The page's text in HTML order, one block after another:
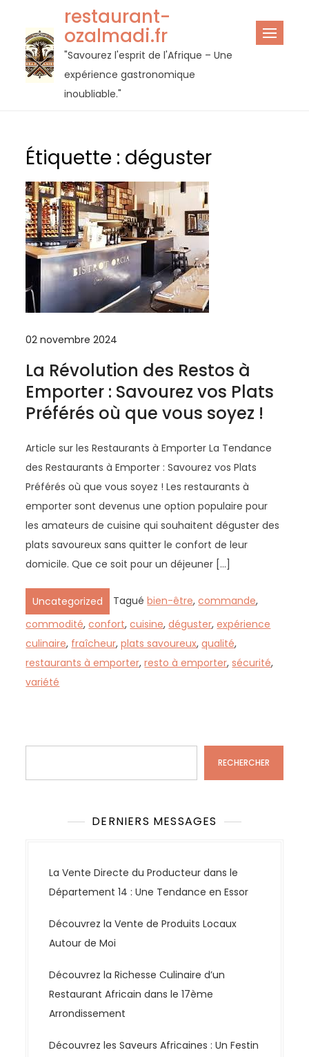
contenu
restaurant-
ozalmadi.fr
"Savourez l'esprit de l'Afrique – Une
expérience gastronomique
inoubliable."
Étiquette : déguster
02 novembre 2024
La Révolution des Restos à
Emporter : Savourez vos Plats
Préférés où que vous soyez !
Article sur les Restaurants à Emporter La Tendance
des Restaurants à Emporter : Savourez vos Plats
Préférés où que vous soyez ! Les restaurants à
emporter sont devenus une option populaire pour
les amateurs de cuisine qui souhaitent déguster des
plats savoureux sans quitter le confort de leur
domicile. Que ce soit pour un déjeuner […]
Uncategorized Taguébien-être,commande,
commodité,confort,cuisine,déguster,expérience
culinaire, fraîcheur,plats savoureux,qualité,
restaurants à emporter,resto à emporter,sécurité,
variété
RECHERCHER
DERNIERS MESSAGES
La Vente Directe du Producteur dans le
Département 14 : Une Tendance en Essor
Découvrez la Vente de Produits Locaux
Autour de Moi
Découvrez la Richesse Culinaire d’un
Restaurant Africain dans le 17ème
Arrondissement
Découvrez les Saveurs Africaines : Un Festin